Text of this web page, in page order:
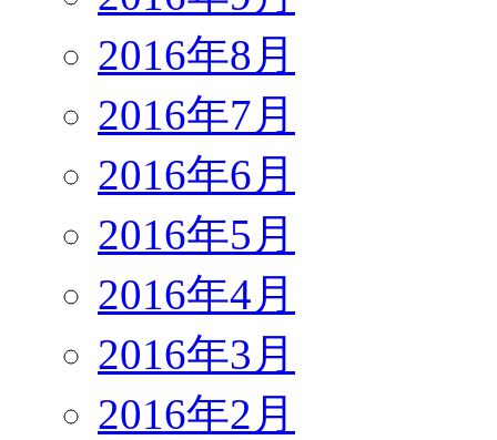
2016年8月
2016年7月
2016年6月
2016年5月
2016年4月
2016年3月
2016年2月